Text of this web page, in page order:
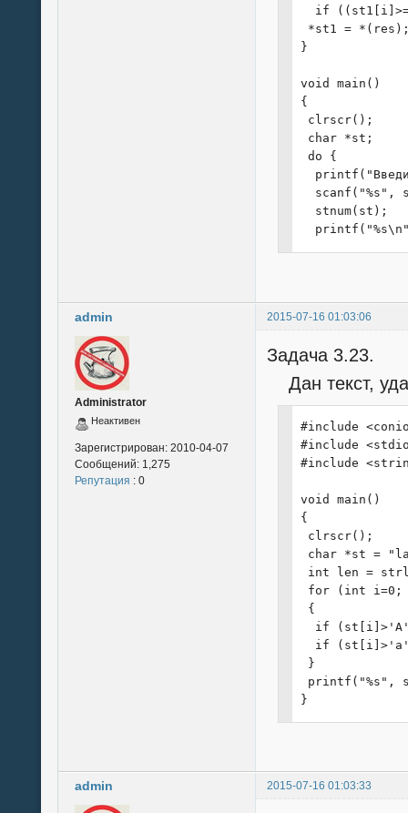
if
*st1 =
}
void main()
{
clrscr();
char *st;
do {
scanf("%s",
  stnum(st);
admin 2015-07-16 01:03:06
Administrator
Неактивен
Зарегистрирован: 2010-04-07
Сообщений: 1,275
Репутация : 0
Задача 3.23.
Дан текст,
#include
#include
#include
void main()
{
clrscr();
char *st =
int len =
for (int i=0;
{
if
if
}
printf("%s",
}
admin 2015-07-16 01:03:33